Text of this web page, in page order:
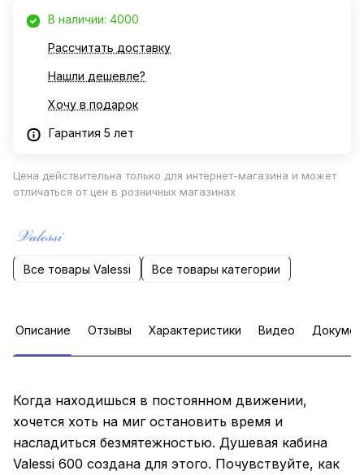
В наличии: 4000
Рассчитать доставку
Нашли дешевле?
Хочу в подарок
Гарантия 5 лет
Цена действительна только для интернет-магазина и может
отличаться от цен в розничных магазинах
Все товары Valessi Все товары категории
Описание Отзывы Характеристики Видео
Когда находишься в постоянном движении,
хочется хоть на миг остановить время и
насладиться безмятежностью. Душевая кабина
Valessi 600 создана для этого. Почувствуйте, как